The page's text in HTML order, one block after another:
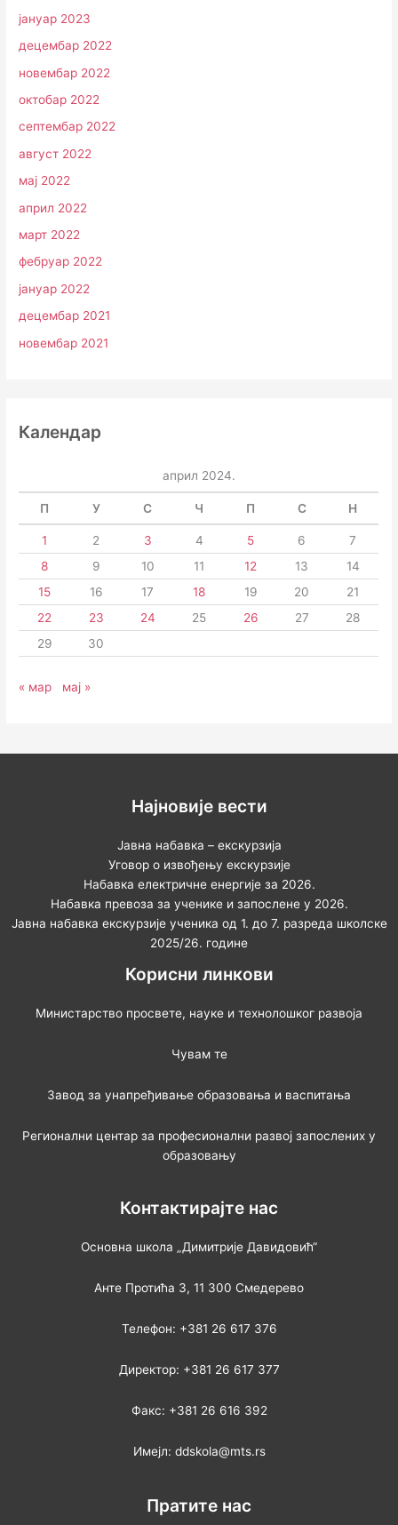
јануар 2023
децембар 2022
новембар 2022
октобар 2022
септембар 2022
август 2022
мај 2022
април 2022
март 2022
фебруар 2022
јануар 2022
децембар 2021
новембар 2021
Календар
април 2024.
П У С Ч П С Н
1 2 3 4 5 6
7
8
9 10 11 12 13
14
15
16 17 18 19 20
21
22
23 24 25 26 27
28
29
30
« мар мај »
Најновије вести
Јавна набавка – екскурзија
Уговор о извођењу екскурзије
Набавка електричне енергије за 2026.
Набавка превоза за ученике и запослене у 2026.
Јавна набавка екскурзије ученика од 1. до 7. разреда школске
2025/26. године
Корисни линкови
Министарство просвете, науке и технолошког развоја
Чувам те
Завод за унапређивање образовања и васпитања
Регионални центар за професионални развој запослених у
образовању
Контактирајте нас
Основна школа „Димитрије Давидовић“
Анте Протића 3, 11 300 Смедерево
Телефон: +381 26 617 376
Директор: +381 26 617 377
Факс: +381 26 616 392
Имејл: ddskola@mts.rs
Пратите нас